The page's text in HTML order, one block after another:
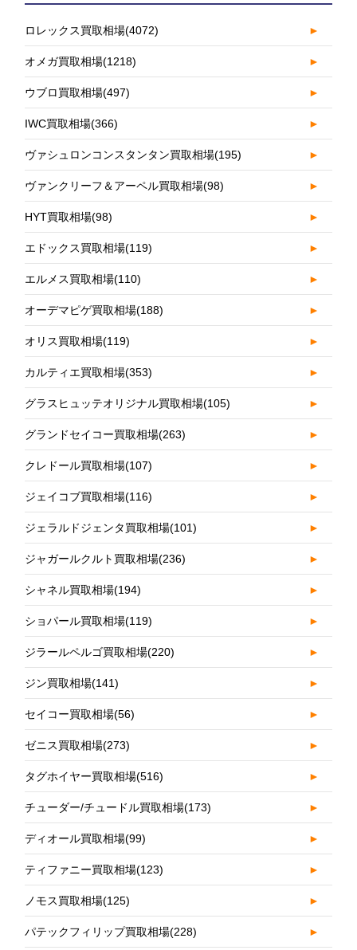
ロレックス買取相場(4072) ►
オメガ買取相場(1218) ►
ウブロ買取相場(497) ►
IWC買取相場(366) ►
ヴァシュロンコンスタンタン買取相場(195) ►
ヴァンクリーフ＆アーペル買取相場(98) ►
HYT買取相場(98) ►
エドックス買取相場(119) ►
エルメス買取相場(110) ►
オーデマピゲ買取相場(188) ►
オリス買取相場(119) ►
カルティエ買取相場(353) ►
グラスヒュッテオリジナル買取相場(105) ►
グランドセイコー買取相場(263) ►
クレドール買取相場(107) ►
ジェイコブ買取相場(116) ►
ジェラルドジェンタ買取相場(101) ►
ジャガールクルト買取相場(236) ►
シャネル買取相場(194) ►
ショパール買取相場(119) ►
ジラールペルゴ買取相場(220) ►
ジン買取相場(141) ►
セイコー買取相場(56) ►
ゼニス買取相場(273) ►
タグホイヤー買取相場(516) ►
チューダー/チュードル買取相場(173) ►
ディオール買取相場(99) ►
ティファニー買取相場(123) ►
ノモス買取相場(125) ►
パテックフィリップ買取相場(228) ►